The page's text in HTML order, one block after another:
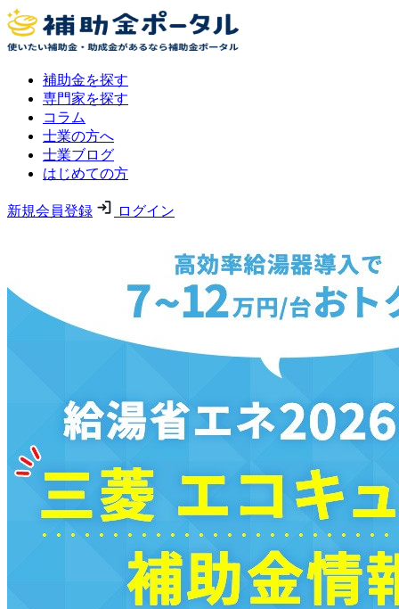
補助金を探す
専門家を探す
コラム
士業の方へ
士業ブログ
はじめての方
新規会員登録 ログイン